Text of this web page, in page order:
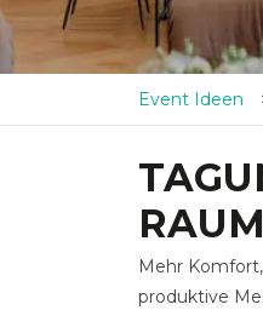
Event Ideen
Mehr
produktive